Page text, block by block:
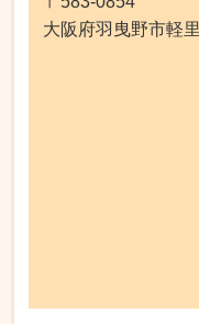
大阪府羽曳野市軽